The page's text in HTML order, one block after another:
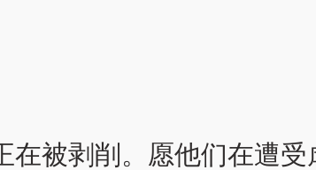
被剥削。愿他们在遭